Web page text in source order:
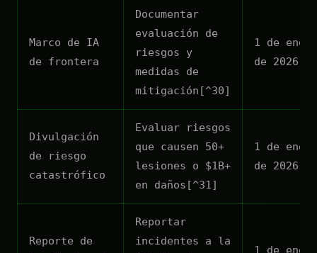
Marco de IA
de frontera
Documentar
evaluación de
riesgos y
medidas de
mitigación[^30]
1 de enero
de 2026
Divulgación
de riesgo
catastrófico
Evaluar riesgos
que causen 50+
lesiones o $1B+
en daños[^31]
1 de enero
de 2026
Reporte de
Reportar
incidentes a la
1 de enero